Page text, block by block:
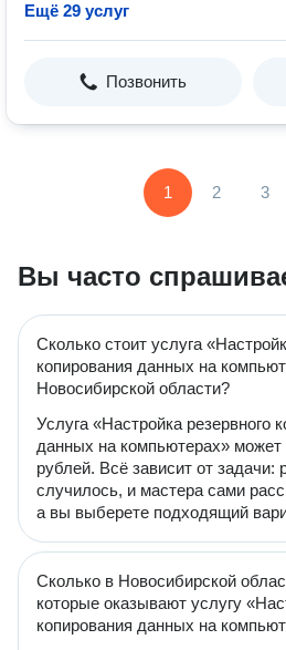
Ещё 29 услуг
Позвонить
1 2 3
Вы часто
Сколько стоит услуга
копирования данных на
Новосибирской области?
Услуга «Настройка резервного
данных на компьютерах» может
рублей. Всё зависит от задачи:
случилось, и мастера сами
а вы выберете подходящий
Сколько в Новосибирской
которые оказывают услугу
копирования данных на